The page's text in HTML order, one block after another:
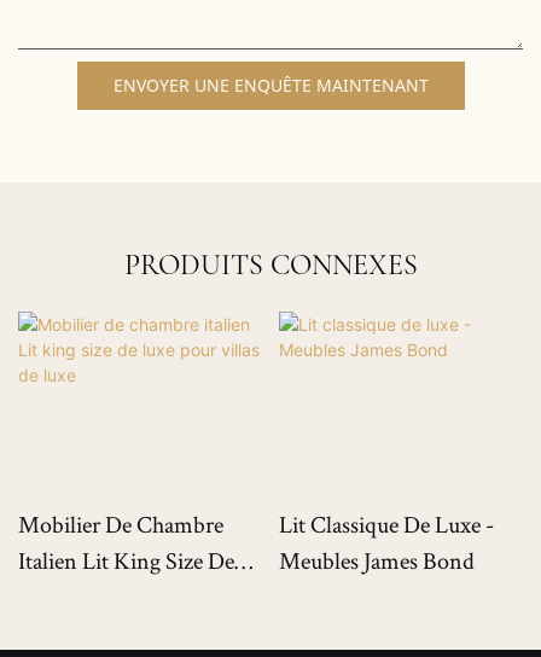
ENVOYER UNE ENQUÊTE MAINTENANT
PRODUITS CONNEXES
Mobilier De Chambre
Italien Lit King Size De
Lit Classique De Luxe -
Meubles James Bond